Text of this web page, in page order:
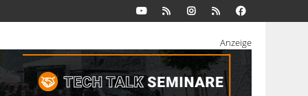
Anzeige